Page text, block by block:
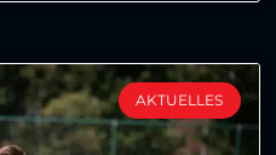
AKTUELLES